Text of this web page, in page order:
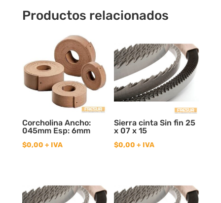
Productos relacionados
Corcholina Ancho:
045mm Esp: 6mm
$0,00 + IVA
Sierra cinta Sin fin 25
x 07 x 15
$0,00 + IVA